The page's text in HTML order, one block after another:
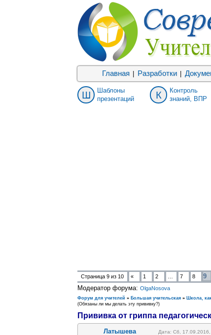
Главная Разработки
Ш
Шаблоны
презентаций
К
Контроль
знаний, ВПР
Страница 9 из 10 « 1 2 7 8 9
Модератор форума: OlgaNosova
Форум для учителей » Большая учительская » Школа,
(Обязаны ли мы делать эту прививку?)
Прививка от гриппа
Латышева Дата: Сб,